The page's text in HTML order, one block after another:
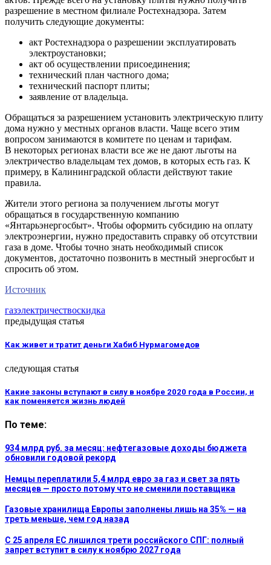
разрешение в местном филиале Ростехнадзора. Затем
получить следующие документы:
акт Ростехнадзора о разрешении эксплуатировать
электроустановки;
акт об осуществлении присоединения;
технический план частного дома;
технический паспорт плиты;
заявление от владельца.
Обращаться за разрешением установить электрическую плиту
дома нужно у местных органов власти. Чаще всего этим
вопросом занимаются в комитете по ценам и тарифам.
В некоторых регионах власти все же не дают льготы на
электричество владельцам тех домов, в которых есть газ. К
примеру, в Калининградской области действуют такие
правила.
Жители этого региона за получением льготы могут
обращаться в государственную компанию
«Янтарьэнергосбыт». Чтобы оформить субсидию на оплату
электроэнергии, нужно предоставить справку об отсутствии
газа в доме. Чтобы точно знать необходимый список
документов, достаточно позвонить в местный энергосбыт и
спросить об этом.
Источник
газэлектричествоскидка
предыдущая статья
Как живет и тратит деньги Хабиб Нурмагомедов
следующая статья
Какие законы вступают в силу в ноябре 2020 года в России, и
как поменяется жизнь людей
По теме:
934 млрд руб. за месяц: нефтегазовые доходы бюджета
обновили годовой рекорд
Немцы переплатили 5,4 млрд евро за газ и свет за пять
месяцев — просто потому что не сменили поставщика
Газовые хранилища Европы заполнены лишь на 35% — на
треть меньше, чем год назад
С 25 апреля ЕС лишился трети российского СПГ: полный
запрет вступит в силу к ноябрю 2027 года